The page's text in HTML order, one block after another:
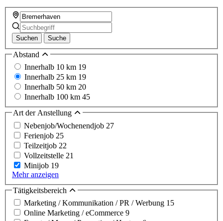
Suchen Suche
Abstand
Innerhalb 10 km 19
Innerhalb 25 km 19
Innerhalb 50 km 20
Innerhalb 100 km 45
Art der Anstellung
Nebenjob/Wochenendjob 27
Ferienjob 25
Teilzeitjob 22
Vollzeitstelle 21
Minijob 19
Mehr anzeigen
Tätigkeitsbereich
Marketing / Kommunikation / PR / Werbung 15
Online Marketing / eCommerce 9